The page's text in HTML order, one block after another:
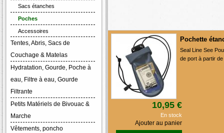
Sacs étanches
Poches
Accessoires
Tentes, Abris, Sacs de
Couchage & Matelas
Hydratation, Gourde, Poche à
eau, Filtre à eau, Gourde
Filtrante
Petits Matériels de Bivouac &
Marche
Vêtements, poncho
Pochette
Seal Line See
de port à partir
10,95 €
En stock
Ajouter au panier